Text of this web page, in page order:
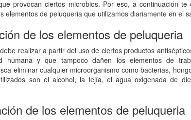
provocan ciertos microbios. Por eso, a continuación te
elementos de peluqueria que utilizamos diariamente en el
de los elementos de peluqueria
realizar a partir del uso de ciertos productos
humana y que tampoco dañen los elementos de
eliminar cualquier microorganismo como bacterias,
son el alcohol, la lejía, el agua oxigenada de
de los elementos de peluqueria